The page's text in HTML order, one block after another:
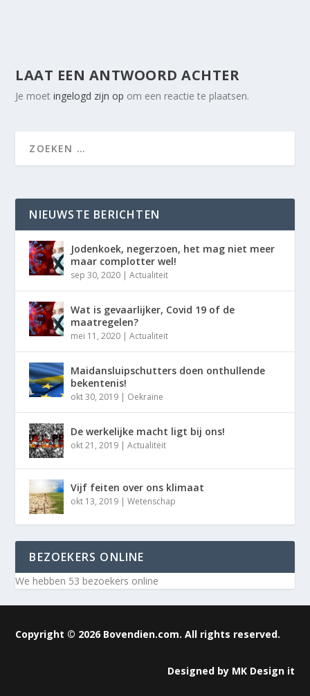
LAAT EEN ANTWOORD ACHTER
Je moetingelogd zijn op om een reactie te plaatsen.
NIEUWSTE BERICHTEN
Jodenkoek, negerzoen, het mag niet meer
maar complotter wel!
sep 30, 2020 |Actualiteit
Wat is gevaarlijker, Covid 19 of de
maatregelen?
mei 11, 2020 |Actualiteit
Maidansluipschutters doen onthullende
bekentenis!
okt 30, 2019 | Oekraïne
De werkelijke macht ligt bij ons!
okt 21, 2019 |Actualiteit
Vijf feiten over ons klimaat
okt 13, 2019 |Wetenschap
BEZOEKERS ONLINE
We hebben 53 bezoekers online
Copyright © 2026 Bovendien.com. All rights reserved.
Designed by MK Design it